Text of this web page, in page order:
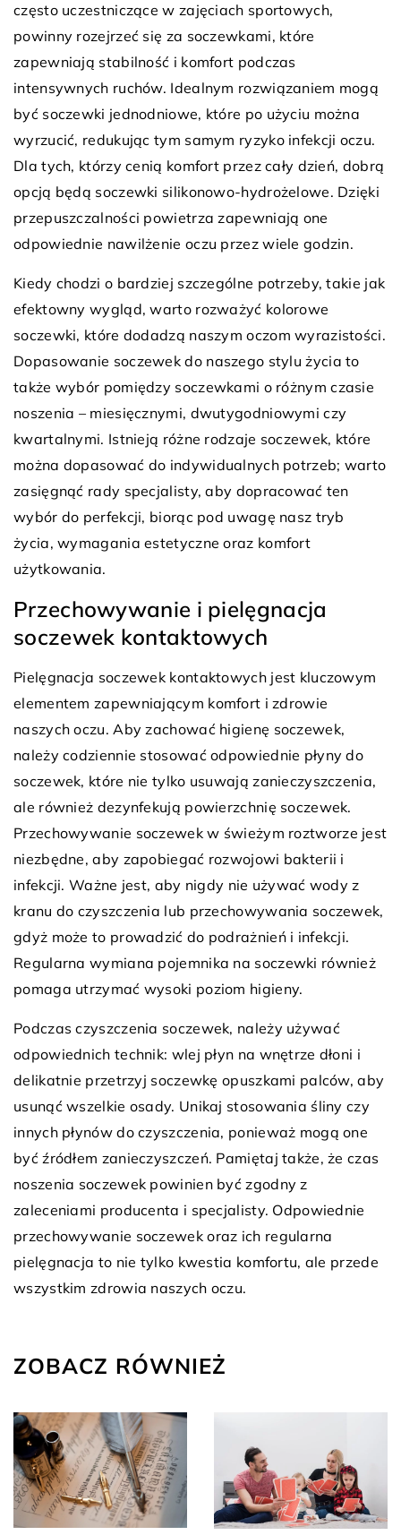
często uczestniczące w zajęciach sportowych,
powinny rozejrzeć się za soczewkami, które
zapewniają stabilność i komfort podczas
intensywnych ruchów. Idealnym rozwiązaniem mogą
być soczewki jednodniowe, które po użyciu można
wyrzucić, redukując tym samym ryzyko infekcji oczu.
Dla tych, którzy cenią komfort przez cały dzień, dobrą
opcją będą soczewki silikonowo-hydrożelowe. Dzięki
przepuszczalności powietrza zapewniają one
odpowiednie nawilżenie oczu przez wiele godzin.
Kiedy chodzi o bardziej szczególne potrzeby, takie jak
efektowny wygląd, warto rozważyć kolorowe
soczewki, które dodadzą naszym oczom wyrazistości.
Dopasowanie soczewek do naszego stylu życia to
także wybór pomiędzy soczewkami o różnym czasie
noszenia – miesięcznymi, dwutygodniowymi czy
kwartalnymi. Istnieją różne rodzaje soczewek, które
można dopasować do indywidualnych potrzeb; warto
zasięgnąć rady specjalisty, aby dopracować ten
wybór do perfekcji, biorąc pod uwagę nasz tryb
życia, wymagania estetyczne oraz komfort
użytkowania.
Przechowywanie i pielęgnacja
soczewek kontaktowych
Pielęgnacja soczewek kontaktowych jest kluczowym
elementem zapewniającym komfort i zdrowie
naszych oczu. Aby zachować higienę soczewek,
należy codziennie stosować odpowiednie płyny do
soczewek, które nie tylko usuwają zanieczyszczenia,
ale również dezynfekują powierzchnię soczewek.
Przechowywanie soczewek w świeżym roztworze jest
niezbędne, aby zapobiegać rozwojowi bakterii i
infekcji. Ważne jest, aby nigdy nie używać wody z
kranu do czyszczenia lub przechowywania soczewek,
gdyż może to prowadzić do podrażnień i infekcji.
Regularna wymiana pojemnika na soczewki również
pomaga utrzymać wysoki poziom higieny.
Podczas czyszczenia soczewek, należy używać
odpowiednich technik: wlej płyn na wnętrze dłoni i
delikatnie przetrzyj soczewkę opuszkami palców, aby
usunąć wszelkie osady. Unikaj stosowania śliny czy
innych płynów do czyszczenia, ponieważ mogą one
być źródłem zanieczyszczeń. Pamiętaj także, że czas
noszenia soczewek powinien być zgodny z
zaleceniami producenta i specjalisty. Odpowiednie
przechowywanie soczewek oraz ich regularna
pielęgnacja to nie tylko kwestia komfortu, ale przede
wszystkim zdrowia naszych oczu.
ZOBACZ RÓWNIEŻ